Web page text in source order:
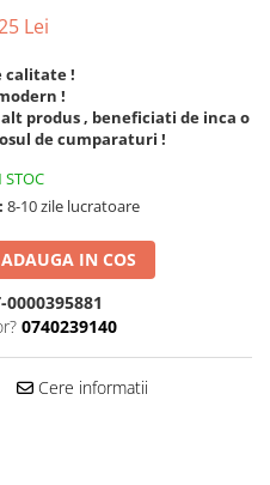
Lei
calitate !
!
produs , beneficiati de inca o
de cumparaturi !
STOC
8-10 zile lucratoare
ADAUGA IN COS
0000395881
0740239140
Cere informatii